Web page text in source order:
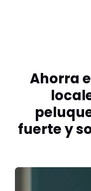
Ahorra
fuerte y